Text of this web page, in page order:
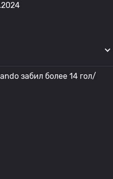
забил более 14 гол/